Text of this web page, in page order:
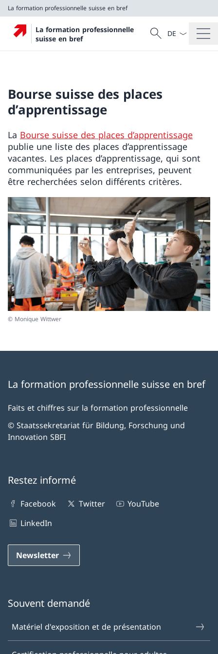
La formation professionnelle suisse en bref
La formation professionnelle
suisse en bref
Recherche
Recherche
La langue
Bourse suisse des places
d’apprentissage
La Bourse suisse des places d’apprentissage
publie une liste des places d’apprentissage
vacantes. Les places d’apprentissage, qui sont
communiquées par les entreprises, peuvent
être recherchées selon différents critères.
© Monique Wittwer
La formation professionnelle suisse en bref
Faits et chiffres sur la formation professionnelle
© Staatssekretariat für Bildung, Forschung und
Innovation SBFI
Restez informé
Facebook Twitter
YouTube
LinkedIn
Newsletter
Souvent demandé
Matériel d'exposition et de présentation